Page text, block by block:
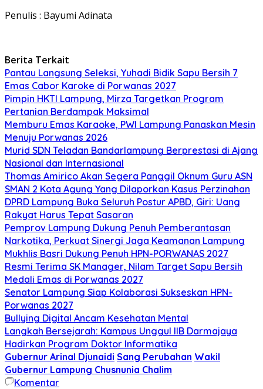
Penulis : Bayumi Adinata
Berita Terkait
Pantau Langsung Seleksi, Yuhadi Bidik Sapu Bersih 7
Emas Cabor Karoke di Porwanas 2027
Pimpin HKTI Lampung, Mirza Targetkan Program
Pertanian Berdampak Maksimal
Memburu Emas Karaoke, PWI Lampung Panaskan Mesin
Menuju Porwanas 2026
Murid SDN Teladan Bandarlampung Berprestasi di Ajang
Nasional dan Internasional
Thomas Amirico Akan Segera Panggil Oknum Guru ASN
SMAN 2 Kota Agung Yang Dilaporkan Kasus Perzinahan
DPRD Lampung Buka Seluruh Postur APBD, Giri: Uang
Rakyat Harus Tepat Sasaran
Pemprov Lampung Dukung Penuh Pemberantasan
Narkotika, Perkuat Sinergi Jaga Keamanan Lampung
Mukhlis Basri Dukung Penuh HPN-PORWANAS 2027
Resmi Terima SK Manager, Nilam Target Sapu Bersih
Medali Emas di Porwanas 2027
Senator Lampung Siap Kolaborasi Sukseskan HPN-
Porwanas 2027
Bullying Digital Ancam Kesehatan Mental
Langkah Bersejarah: Kampus Unggul IIB Darmajaya
Hadirkan Program Doktor Informatika
Gubernur Arinal Djunaidi Sang Perubahan Wakil
Gubernur Lampung Chusnunia Chalim
Komentar